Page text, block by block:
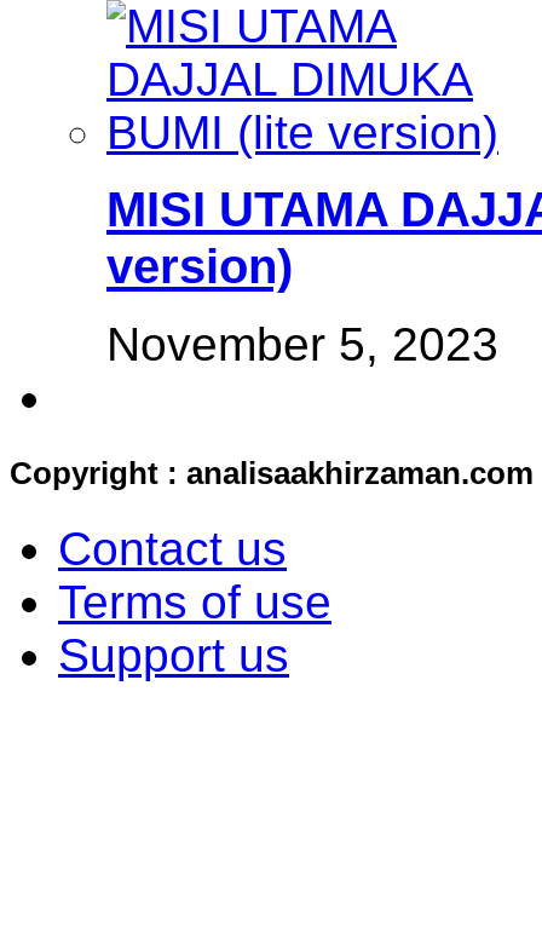
MISI UTAMA
version)
November 5, 2023
Copyright : analisaakhirzaman.com
Contact us
Terms of use
Support us